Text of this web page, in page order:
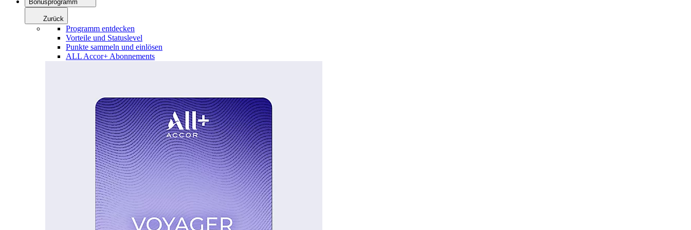
Bonusprogramm
Zurück
Programm entdecken
Vorteile und Statuslevel
Punkte sammeln und einlösen
ALL Accor+ Abonnements